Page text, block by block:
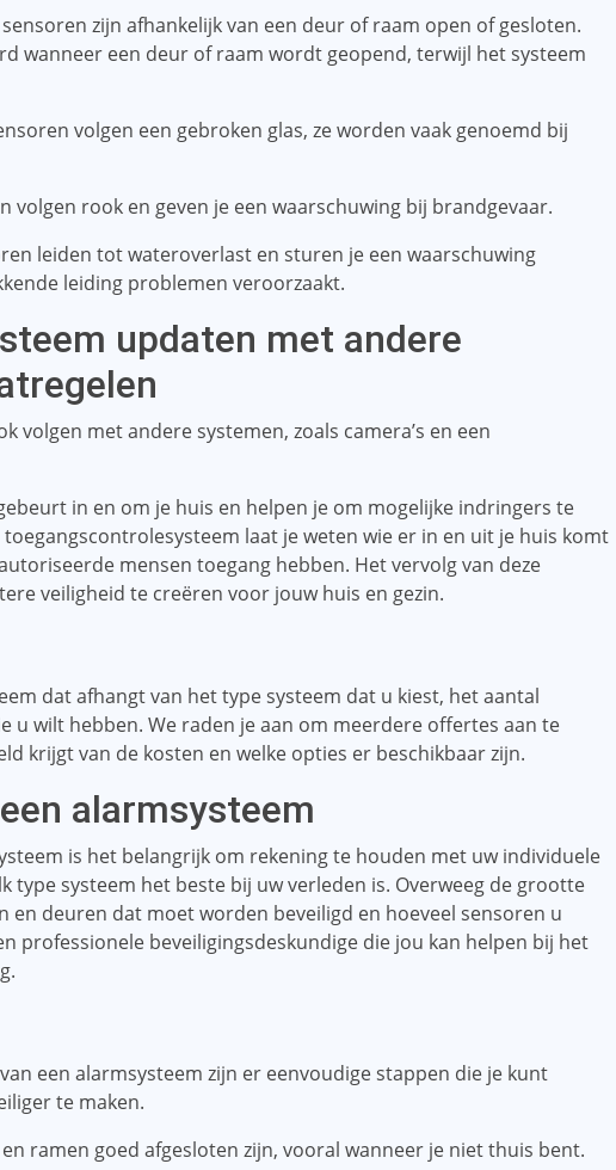
zijn afhankelijk van een deur of raam open of gesloten.
wanneer een deur of raam wordt geopend, terwijl het systeem
volgen een gebroken glas, ze worden vaak genoemd bij
volgen rook en geven je een waarschuwing bij brandgevaar.
leiden tot wateroverlast en sturen je een waarschuwing
leiding problemen veroorzaakt.
updaten met andere
volgen met andere systemen, zoals camera’s en een
in en om je huis en helpen je om mogelijke indringers te
laat je weten wie er in en uit je huis komt
mensen toegang hebben. Het vervolg van deze
veiligheid te creëren voor jouw huis en gezin.
dat afhangt van het type systeem dat u kiest, het aantal
u wilt hebben. We raden je aan om meerdere offertes aan te
krijgt van de kosten en welke opties er beschikbaar zijn.
alarmsysteem
is het belangrijk om rekening te houden met uw individuele
type systeem het beste bij uw verleden is. Overweeg de grootte
en deuren dat moet worden beveiligd en hoeveel sensoren u
professionele beveiligingsdeskundige die jou kan helpen bij het
een alarmsysteem zijn er eenvoudige stappen die je kunt
te maken.
ramen goed afgesloten zijn, vooral wanneer je niet thuis bent.